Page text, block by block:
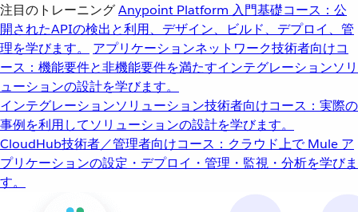
注目のトレーニングAnypoint Platform 入門基礎コース：公
開されたAPIの検出と利用、デザイン、ビルド、デプロイ、管
理を学びます。
アプリケーションネットワーク技術者向けコ
ース：機能要件と非機能要件を満たすインテグレーションソリ
ューションの設計を学びます。
インテグレーションソリューション技術者向けコース：実際の
事例を利用してソリューションの設計を学びます。
CloudHub技術者／管理者向けコース：クラウド上で Mule ア
プリケーションの設定・デプロイ・管理・監視・分析を学びま
す。